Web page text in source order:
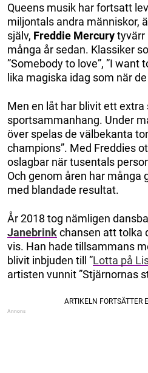
Queens musik har fortsatt
miljontals andra människor,
själv, Freddie Mercurytyvärr
många år sedan. Klassiker
”Somebody to love”, ”I want
lika magiska idag som när
Men en låt har blivit ett
sportsammanhang. Under
över spelas de välbekanta
champions”. Med Freddies
oslagbar när tusentals
Och genom åren har många
med blandade resultat.
År 2018 tog nämligen
Janebrinkchansen att tolka
vis. Han hade tillsammans
blivit inbjuden till ”Lotta på
artisten vunnit ”Stjärnornas